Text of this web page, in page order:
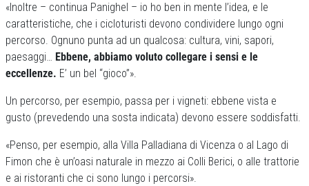
«Inoltre – continua Panighel – io ho ben in mente l’idea, e le
caratteristiche, che i cicloturisti devono condividere lungo ogni
percorso. Ognuno punta ad un qualcosa: cultura, vini, sapori,
paesaggi… Ebbene, abbiamo voluto collegare i sensi e le
eccellenze. E’ un bel “gioco”».
Un percorso, per esempio, passa per i vigneti: ebbene vista e
gusto (prevedendo una sosta indicata) devono essere soddisfatti.
«Penso, per esempio, alla Villa Palladiana di Vicenza o al Lago di
Fimon che è un’oasi naturale in mezzo ai Colli Berici, o alle trattorie
e ai ristoranti che ci sono lungo i percorsi».